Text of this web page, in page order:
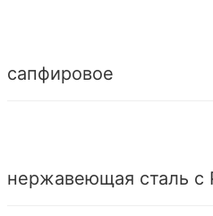
сапфировое
нержавеющая сталь с